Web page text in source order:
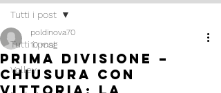
Tutti i post
Volley
Tutti i post
Prima Divisione –
Chiusura con
poldinova70
10 mag